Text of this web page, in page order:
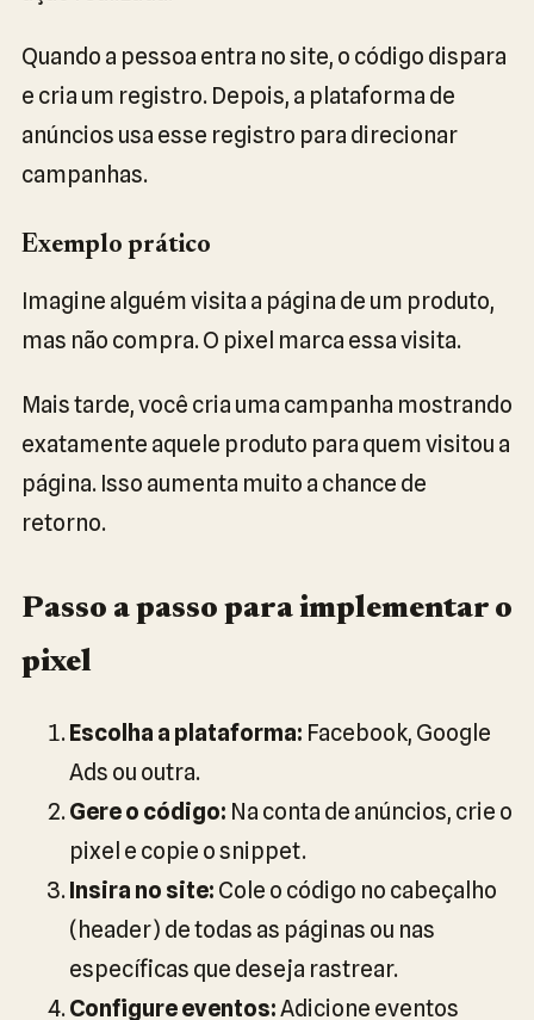
Quando a pessoa entra no site, o código dispara
e cria um registro. Depois, a plataforma de
anúncios usa esse registro para direcionar
campanhas.
Exemplo prático
Imagine alguém visita a página de um produto,
mas não compra. O pixel marca essa visita.
Mais tarde, você cria uma campanha mostrando
exatamente aquele produto para quem visitou a
página. Isso aumenta muito a chance de
retorno.
Passo a passo para implementar o
pixel
Escolha a plataforma: Facebook, Google
Ads ou outra.
Gere o código: Na conta de anúncios, crie o
pixel e copie o snippet.
Insira no site: Cole o código no cabeçalho
(header) de todas as páginas ou nas
específicas que deseja rastrear.
Configure eventos:Adicione eventos